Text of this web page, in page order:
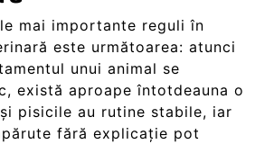
mai importante reguli în
este următoarea: atunci
unui animal se
există aproape întotdeauna o
pisicile au rutine stabile, iar
fără explicație pot